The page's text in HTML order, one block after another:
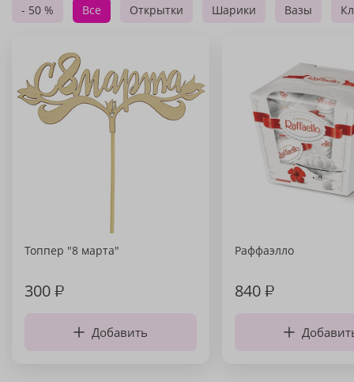
- 50 % Все Открытки Шарики Вазы
Топпер "8 марта"
300₽
Добавить
Раффаэлло
840₽